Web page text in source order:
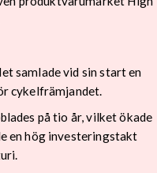
samlade vid sin start en
cykelfrämjandet.
på tio år, vilket ökade
en hög investeringstakt